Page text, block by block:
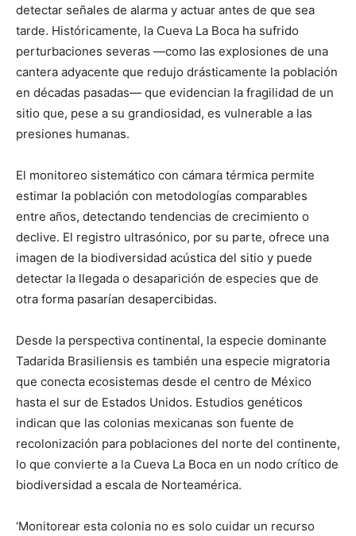
detectar señales de alarma y actuar antes de que sea
tarde. Históricamente, la Cueva La Boca ha sufrido
perturbaciones severas —como las explosiones de una
cantera adyacente que redujo drásticamente la población
en décadas pasadas— que evidencian la fragilidad de un
sitio que, pese a su grandiosidad, es vulnerable a las
presiones humanas.
El monitoreo sistemático con cámara térmica permite
estimar la población con metodologías comparables
entre años, detectando tendencias de crecimiento o
declive. El registro ultrasónico, por su parte, ofrece una
imagen de la biodiversidad acústica del sitio y puede
detectar la llegada o desaparición de especies que de
otra forma pasarían desapercibidas.
Desde la perspectiva continental, la especie dominante
Tadarida Brasiliensis es también una especie migratoria
que conecta ecosistemas desde el centro de México
hasta el sur de Estados Unidos. Estudios genéticos
indican que las colonias mexicanas son fuente de
recolonización para poblaciones del norte del continente,
lo que convierte a la Cueva La Boca en un nodo crítico de
biodiversidad a escala de Norteamérica.
‘Monitorear esta colonia no es solo cuidar un recurso